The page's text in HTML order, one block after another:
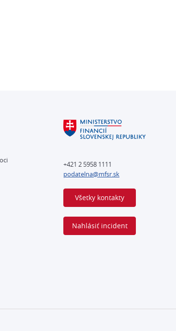
+421 2 5958 1111
podatelna@mfsr.sk
Všetky kontakty
Nahlásiť incident